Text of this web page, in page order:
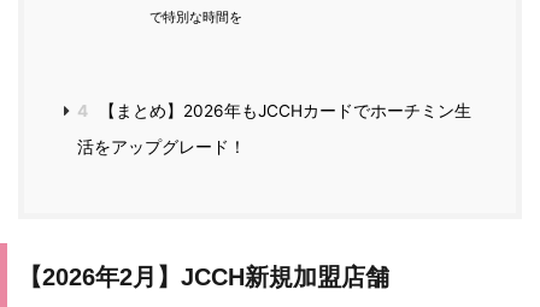
で特別な時間を
4
【まとめ】2026年もJCCHカードでホーチミン生
活をアップグレード！
【2026年2月】JCCH新規加盟店舗